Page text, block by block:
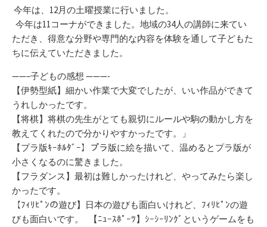
リ
ー
今年は、12月の土曜授業に行いました。
今年は11コーナができました。地域の34人の講師に来てい
ただき、得意な分野や専門的な内容を体験を通して子どもた
ちに伝えていただきました。
——–子どもの感想 ———-
【伊勢型紙】細かい作業で大変でしたが、いい作品ができて
うれしかったです。
【将棋】将棋の先生がとても親切にルールや駒の動かし方を
教えてくれたので分かりやすかったです。」
【プラ版ｷｰﾎﾙﾀﾞｰ】プラ版に絵を描いて、温めるとプラ版が
小さくなるのに驚きました。
【フラダンス】最初は難しかったけれど、やってみたら楽し
かったです。
【ﾌｨﾘﾋﾟﾝの遊び】日本の遊びも面白いけれど、ﾌｨﾘﾋﾟﾝの遊
びも面白いです。 【ﾆｭｰｽﾎﾟｰﾂ】ｼｰｼｰﾘﾝｸﾞというゲームをも